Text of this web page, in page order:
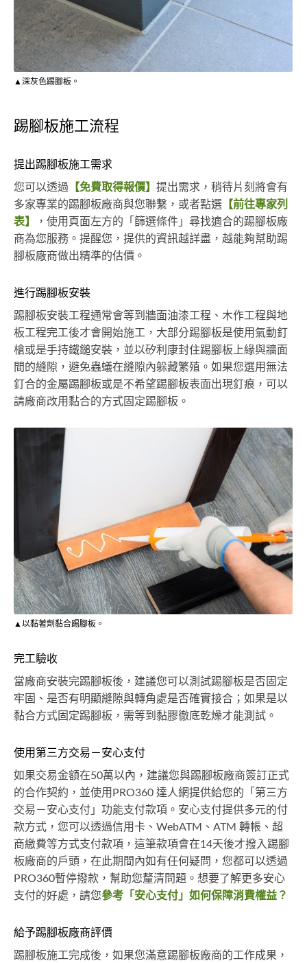
▲深灰色踢腳板。
踢腳板施工流程
提出踢腳板施工需求
您可以透過 【免費取得報價】 提出需求，稍待片刻將會有
多家專業的踢腳板廠商與您聯繫，或者點選 【前往專家列
表】
，使用頁面左方的「篩選條件」尋找適合的踢腳板廠
商為您服務。提醒您，提供的資訊越詳盡，越能夠幫助踢
腳板廠商做出精準的估價。
進行踢腳板安裝
踢腳板安裝工程通常會等到牆面油漆工程、木作工程與地
板工程完工後才會開始施工，大部分踢腳板是使用氣動釘
槍或是手持鐵鎚安裝，並以矽利康封住踢腳板上緣與牆面
間的縫隙，避免蟲蟻在縫隙內躲藏繁殖。如果您選用無法
釘合的金屬踢腳板或是不希望踢腳板表面出現釘痕，可以
請廠商改用黏合的方式固定踢腳板。
▲以黏著劑黏合踢腳板。
完工驗收
當廠商安裝完踢腳板後，建議您可以測試踢腳板是否固定
牢固、是否有明顯縫隙與轉角處是否確實接合；如果是以
黏合方式固定踢腳板，需等到黏膠徹底乾燥才能測試。
使用第三方交易－安心支付
如果交易金額在50萬以內，建議您與踢腳板廠商簽訂正式
的合作契約，並使用PRO360 達人網提供給您的「第三方
交易－安心支付」功能支付款項。安心支付提供多元的付
款方式，您可以透過信用卡、WebATM、ATM 轉帳、超
商繳費等方式支付款項，這筆款項會在14天後才撥入踢腳
板廠商的戶頭，在此期間內如有任何疑問，您都可以透過
PRO360暫停撥款，幫助您釐清問題。想要了解更多安心
支付的好處，請您參考「安心支付」如何保障消費權益？
給予踢腳板廠商評價
踢腳板施工完成後，如果您滿意踢腳板廠商的工作成果，